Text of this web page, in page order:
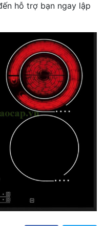
hỗ trợ bạn ngay lập